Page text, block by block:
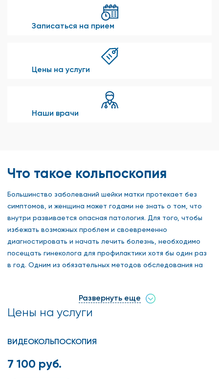
Записаться на прием
Цены на услуги
Наши врачи
Что такое кольпоскопия
Большинство заболеваний шейки матки протекает без
симптомов, и женщина может годами не знать о том, что
внутри развивается опасная патология. Для того, чтобы
избежать возможных проблем и своевременно
диагностировать и начать лечить болезнь, необходимо
посещать гинеколога для профилактики хотя бы один раз
в год. Одним из обязательных методов обследования на
осмотр к гинекологу и пройти кольпоскопию по выгодной
цене.
оборудование для проведения точной, безопасной и
врачи, среди которых кандидаты наук, имеющие
Развернуть еще
Цены на услуги
ВИДЕОКОЛЬПОСКОПИЯ
7 100 руб.